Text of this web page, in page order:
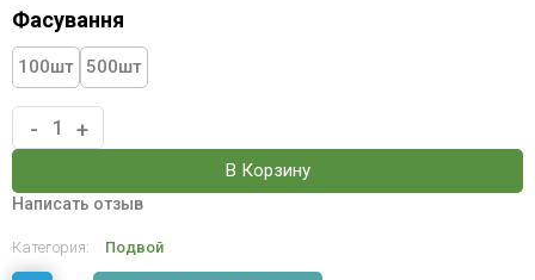
Фасування
100шт 500шт
- +
В Корзину
Написать отзыв
Категория: Подвой